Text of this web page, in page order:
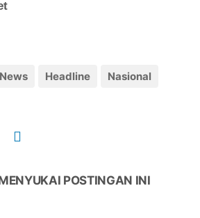
Headline
Nasional
POSTINGAN INI